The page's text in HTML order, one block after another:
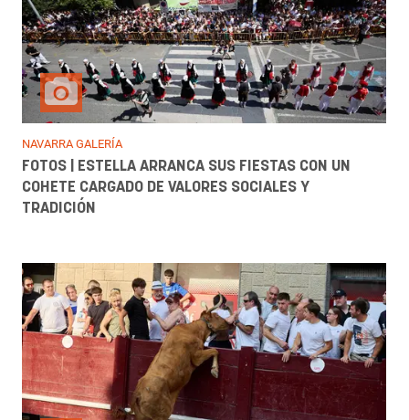
NAVARRA GALERÍA
FOTOS | ESTELLA ARRANCA SUS FIESTAS CON UN
COHETE CARGADO DE VALORES SOCIALES Y
TRADICIÓN